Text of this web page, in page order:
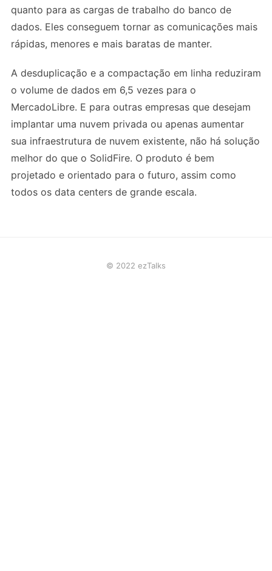
quanto para as cargas de trabalho do banco de
dados. Eles conseguem tornar as comunicações mais
rápidas, menores e mais baratas de manter.
A desduplicação e a compactação em linha reduziram
o volume de dados em 6,5 vezes para o
MercadoLibre. E para outras empresas que desejam
implantar uma nuvem privada ou apenas aumentar
sua infraestrutura de nuvem existente, não há solução
melhor do que o SolidFire. O produto é bem
projetado e orientado para o futuro, assim como
todos os data centers de grande escala.
© 2022 ezTalks